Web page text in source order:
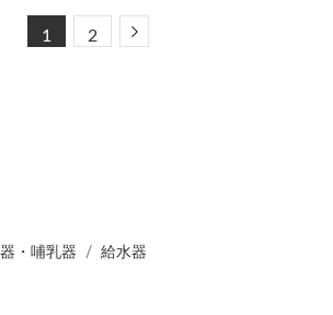
1 2 Next
・哺乳器 給水器